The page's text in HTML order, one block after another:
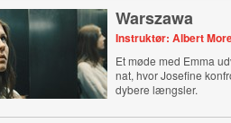
Warszawa
Instruktør: Albert
Et møde med Emma
nat, hvor Josefine
dybere længsler.